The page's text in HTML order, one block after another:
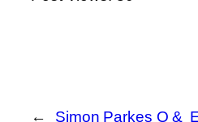
←
Simon Parkes Q &